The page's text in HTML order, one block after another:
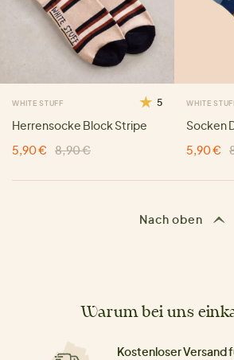
WHITE STUFF 5
Herrensocke Block Stripe
5,90 €
8,90 €
WHITE
Socken
5,90 €
Nach oben
Warum bei uns
Kostenloser Versand